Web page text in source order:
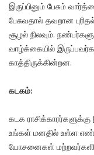
இருப்பினும் பேசும்
பேசுவதால் தவறான
சூழல் நிலவும்.
வாழ்க்கையில்
காத்திருக்கின்றன.
கடகம்:
கடக
உங்கள் மனதில் உள்ள
யோசனைகள் மற்றவர்களின்